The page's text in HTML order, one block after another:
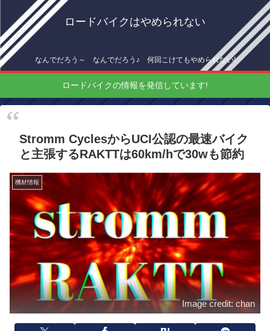
ロードバイクはやめられない
なんでだろう～ なんでだろう♪ 何回こけてもやめられない!
ロードバイクの情報を発信しています!
Stromm CyclesからUCI公認の最速バイク
と主張するRAKTTは60km/hで30wも節約
機材情報
Image credit: chan